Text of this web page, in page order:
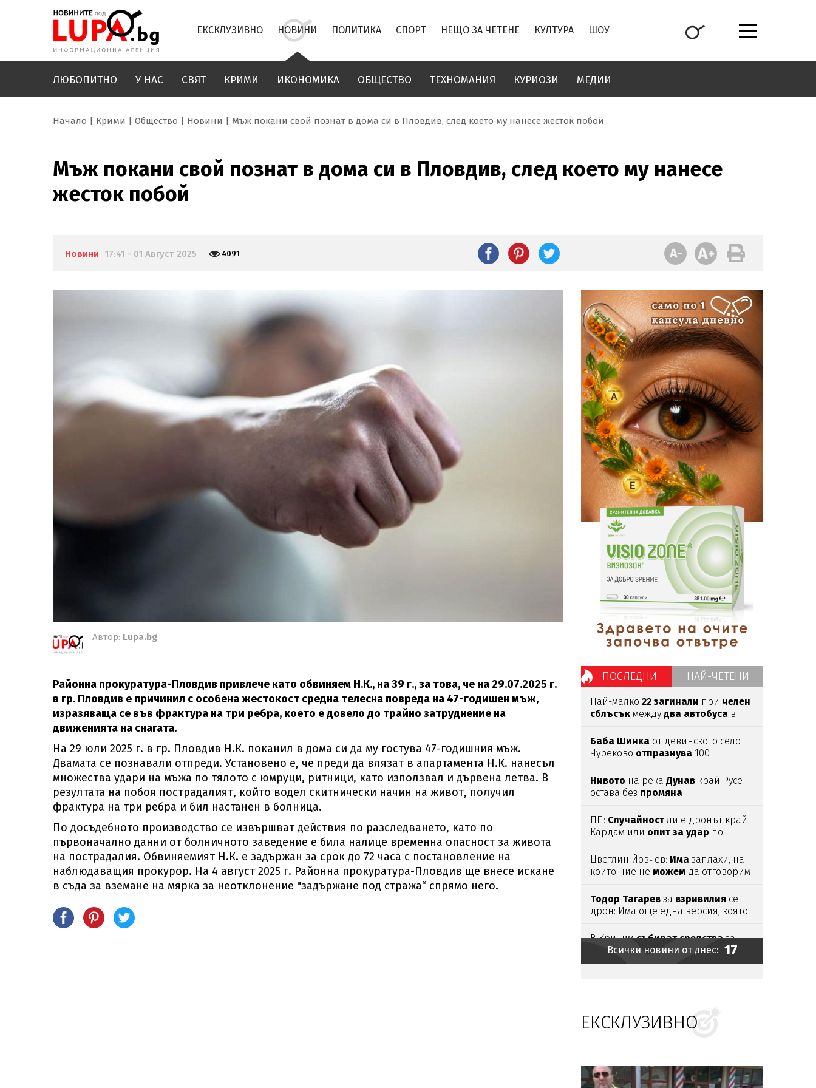
ЕКСКЛУЗИВНО НОВИНИ ПОЛИТИКА СПОРТ НЕЩО ЗА ЧЕТЕНЕ КУЛТУРА ШОУ
ЛЮБОПИТНО У НАС СВЯТ КРИМИ ИКОНОМИКА ОБЩЕСТВО ТЕХНОМАНИЯ КУРИОЗИ МЕДИИ
Начало Крими Общество Новини Мъж покани свой познат в дома си в Пловдив, след което му нанесе жесток побой
Мъж покани свой познат в дома си в Пловдив, след което му нанесе
жесток побой
Новини 17:41 - 01 Август 2025 4091
Автор: Lupa.bg
Районна прокуратура-Пловдив привлече като обвиняем Н.К., на 39 г., за това, че на 29.07.2025 г.
в гр. Пловдив е причинил с особена жестокост средна телесна повреда на 47-годишен мъж,
изразяваща се във фрактура на три ребра, което е довело до трайно затруднение на
движенията на снагата.
На 29 юли 2025 г. в гр. Пловдив Н.К. поканил в дома си да му гостува 47-годишния мъж.
Двамата се познавали отпреди. Установено е, че преди да влязат в апартамента Н.К. нанесъл
множества удари на мъжа по тялото с юмруци, ритници, като използвал и дървена летва. В
резултата на побоя пострадалият, който водел скитнически начин на живот, получил
фрактура на три ребра и бил настанен в болница.
По досъдебното производство се извършват действия по разследването, като по
първоначално данни от болничното заведение е била налице временна опасност за живота
на пострадалия. Обвиняемият Н.К. е задържан за срок до 72 часа с постановление на
наблюдаващия прокурор. На 4 август 2025 г. Районна прокуратура-Пловдив ще внесе искане
в съда за вземане на мярка за неотклонение "задържане под стража“ спрямо него.
ПОСЛЕДНИ НАЙ-ЧЕТЕНИ
Най-малко 22 загинали при челен
сблъсък между два автобуса в
Баба Шинка от девинското село
Чуреково отпразнува 100-
Нивото на река Дунав край Русе
остава без промяна
ПП: Случайностли е дронът край
Кардам или опит за удар по
Цветлин Йовчев: Има заплахи, на
които ние не можем да отговорим
Тодор Тагарев за взривилия се
дрон: Има още една версия, която
В Кричимсъбират средстваза
съдебните дела на семейството на
убития Георги Кузев
Карциномът наДжо Байдън
разсейки
мобилизираощестотици хиляди
руснаци
Всички новини от днес: 17
ЕКСКЛУЗИВНО